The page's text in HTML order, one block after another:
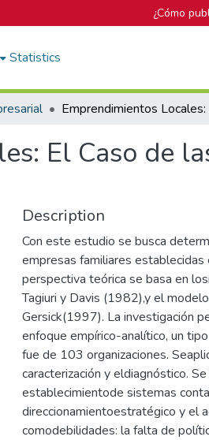
¿Cómo
Statistics
El Caso de
Description
Con este estudio se busca
empresas familiares establecidas
perspectiva teórica se basa en
Tagiuri y Davis (1982),y el
Gersick(1997). La investigación
enfoque empírico-analítico, un
fue de 103 organizaciones.
caracterización y eldiagnóstico.
establecimientode sistemas
direccionamientoestratégico y el
comodebilidades: la falta de